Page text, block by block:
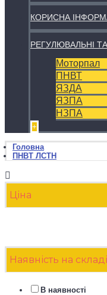
КОРИСНА
РЕГУЛЮВАЛЬНІ
Моторпал
ПНВТ
ЯЗДА
ЯЗПА
НЗПА
+
Головна
ПНВТ ЛСТН
Ціна
Наявність на складі
В наявності